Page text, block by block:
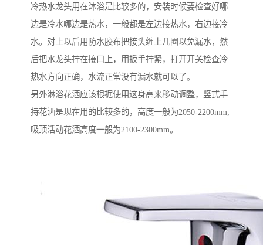
冷热水龙头用在沐浴是比较多的，安装时候要检查好哪
边是冷水哪边是热水，一般都是左边接热水，右边接冷
水。对上以后用防水胶布把接头缠上几圈以免漏水，然
后把水龙头拧在接口上，用扳手拧紧，打开开关检查冷
热水方向正确，水流正常没有漏水就可以了。
另外淋浴花洒应该根据使用这身高来移动调整，竖式手
持花洒是现在用的比较多的，高度一般为2050-2200mm;
吸顶活动花洒高度一般为2100-2300mm。